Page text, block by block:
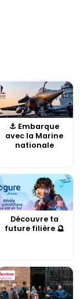
⚓️ Embarque
avec la Marine
nationale
Découvre ta
future filière 🔮